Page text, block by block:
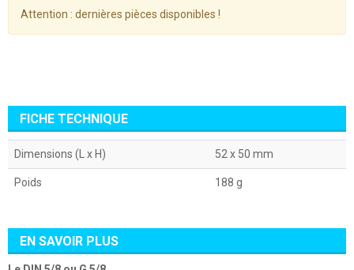
Attention : dernières pièces disponibles !
FICHE TECHNIQUE
Dimensions (L x H) 52 x 50 mm
Poids 188 g
EN SAVOIR PLUS